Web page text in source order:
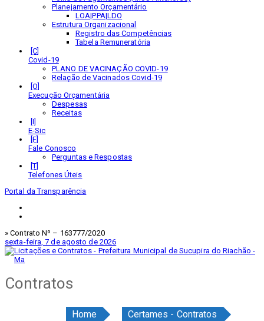
Planejamento Orçamentário
LOA|PPA|LDO
Estrutura Organizacional
Registro das Competências
Tabela Remuneratória
Covid-19
PLANO DE VACINAÇÃO COVID-19
Relação de Vacinados Covid-19
Execução Orçamentária
Despesas
Receitas
E-Sic
Fale Conosco
Perguntas e Respostas
Telefones Úteis
Portal da Transparência
» Contrato Nº – 163777/2020
sexta-feira, 7 de agosto de 2026
Contratos
Home
Certames - Contratos